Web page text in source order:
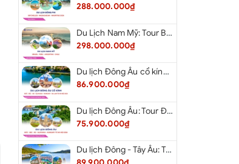
288.000.000₫
Du Lịch Nam Mỹ: Tour Brazil - Peru - Argentina - Chile 2026
298.000.000₫
Du lịch Đông Âu cổ kính: Tour Đức - Séc - Áo - Slovakia - Hungary - Ba Lan từ Hà Nội 2026
86.900.000₫
Du lịch Đông Âu: Tour Đức - Séc - Áo - Slovakia - Hungary từ Hà Nội 2026
75.900.000₫
Du lịch Đông - Tây Âu: Tour Đức - Áo - Ý - Thụy Sĩ - Pháp từ Hà Nội 2026